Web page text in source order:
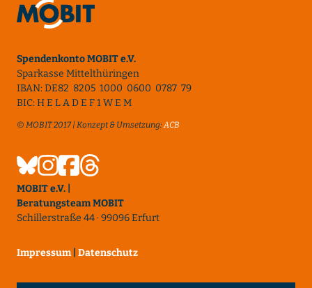
Spendenkonto MOBIT e.V.
Sparkasse Mittelthüringen
IBAN: DE82 8205 1000 0600 0787 79
BIC: H E L A D E F 1 W E M
© MOBIT 2017 | Konzept & Umsetzung:ACB
MOBIT e.V. |
Beratungsteam MOBIT
Schillerstraße 44 · 99096 Erfurt
Impressum Datenschutz